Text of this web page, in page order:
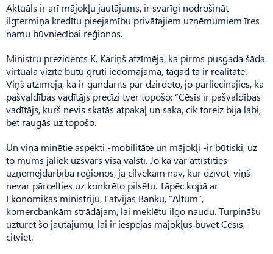
Aktuāls ir arī mājokļu jautājums, ir svarīgi nodrošināt
ilgtermiņa kredītu pieejamību privātajiem uzņēmumiem īres
namu būvniecībai reģionos.
Ministru prezidents K. Kariņš atzīmēja, ka pirms pusgada šāda
virtuāla vizīte būtu grūti iedomājama, tagad tā ir realitāte.
Viņš atzīmēja, ka ir gandarīts par dzirdēto, jo pārliecinājies, ka
pašvaldības vadītājs precīzi tver topošo: “Cēsīs ir pašvaldības
vadītājs, kurš nevis skatās atpakaļ un saka, cik toreiz bija labi,
bet raugās uz topošo.
Un viņa minētie aspekti -mobilitāte un mājokļi -ir būtiski, uz
to mums jāliek uzsvars visā valstī. Jo kā var attīstīties
uzņēmējdarbība reģionos, ja cilvēkam nav, kur dzīvot, viņš
nevar pārcelties uz konkrēto pilsētu. Tāpēc kopā ar
Ekonomikas ministriju, Latvijas Banku, “Altum”,
komercbankām strādājam, lai meklētu ilgo naudu. Turpināšu
uzturēt šo jautājumu, lai ir iespējas mājokļus būvēt Cēsīs,
citviet.